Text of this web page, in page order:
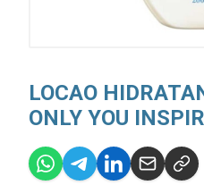
LOCAO
ONLY YOU